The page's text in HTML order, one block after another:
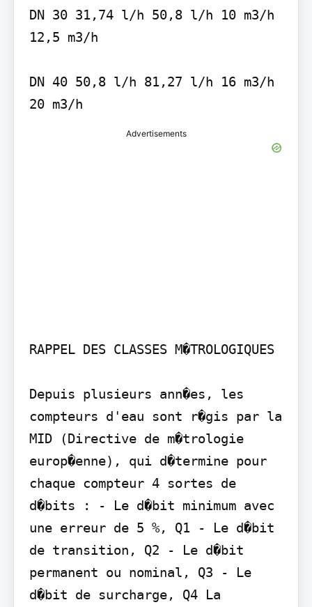
DN 30 31,74 l/h 50,8 l/h 10 m3/h
12,5 m3/h
DN 40 50,8 l/h 81,27 l/h 16 m3/h
20 m3/h
Advertisements
RAPPEL DES CLASSES M�TROLOGIQUES
Depuis plusieurs ann�es, les
compteurs d'eau sont r�gis par la
MID (Directive de m�trologie
europ�enne), qui d�termine pour
chaque compteur 4 sortes de
d�bits : - Le d�bit minimum avec
une erreur de 5 %, Q1 - Le d�bit
de transition, Q2 - Le d�bit
permanent ou nominal, Q3 - Le
d�bit de surcharge, Q4 La